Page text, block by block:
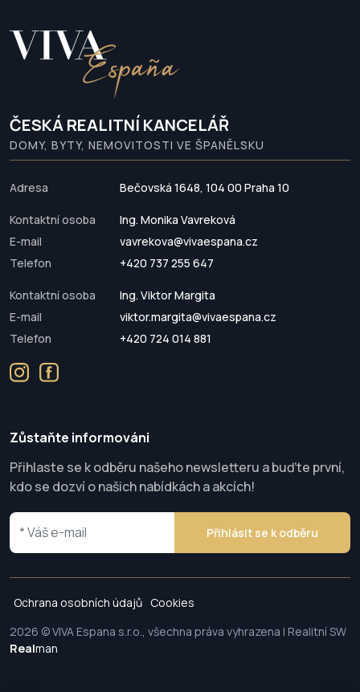
ČESKÁ REALITNÍ KANCELÁŘ
DOMY, BYTY, NEMOVITOSTI VE ŠPANĚLSKU
Adresa Bečovská 1648, 104 00 Praha 10
Kontaktní osoba
Ing. Monika Vavreková
E-mail
vavrekova@vivaespana.cz
Telefon
+420 737 255 647
Kontaktní osoba
Ing. Viktor Margita
E-mail
viktor.margita@vivaespana.cz
Telefon
+420 724 014 881
Zůstaňte informováni
Přihlaste se k odběru našeho newsletteru a buďte první,
kdo se dozví o našich nabídkách a akcích!
Přihlásit se k odběru
Ochrana osobních údajů Cookies
2026 © VIVA Espana s.r.o., všechna práva vyhrazena | Realitní SW
Realman